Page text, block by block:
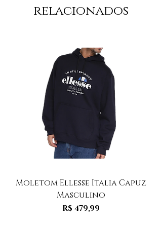
relacionados
Moletom Ellesse Italia Capuz
Masculino
Preço
R$ 479,99